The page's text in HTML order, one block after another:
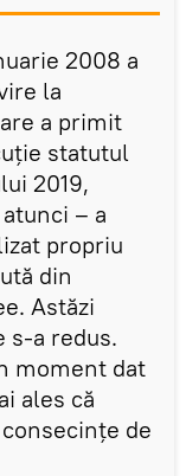
2008 a
la
a primit
statutul
2019,
– a
propriu
din
Astăzi
s-a redus.
moment dat
ales că
de